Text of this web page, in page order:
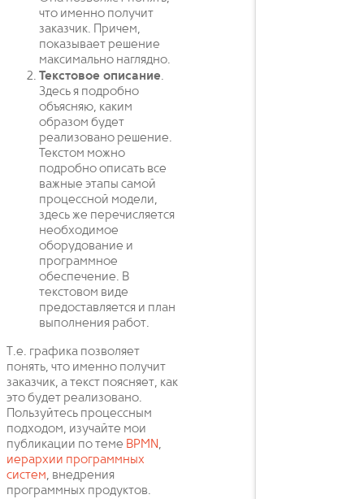
что именно получит
заказчик. Причем,
показывает решение
максимально наглядно.
Текстовое описание.
Здесь я подробно
объясняю, каким
образом будет
реализовано решение.
Текстом можно
подробно описать все
важные этапы самой
процессной модели,
здесь же перечисляется
необходимое
оборудование и
программное
обеспечение. В
текстовом виде
предоставляется и план
выполнения работ.
Т.е. графика позволяет
понять, что именно получит
заказчик, а текст поясняет, как
это будет реализовано.
Пользуйтесь процессным
подходом, изучайте мои
публикации по теме BPMN,
иерархии программных
систем, внедрения
программных продуктов.